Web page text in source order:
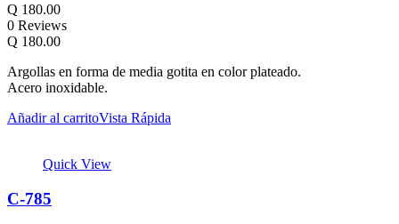
Q 180.00
0 Reviews
Q 180.00
Argollas en forma de media gotita en color plateado.
Acero inoxidable.
Añadir al carritoVista Rápida
Quick View
C-785